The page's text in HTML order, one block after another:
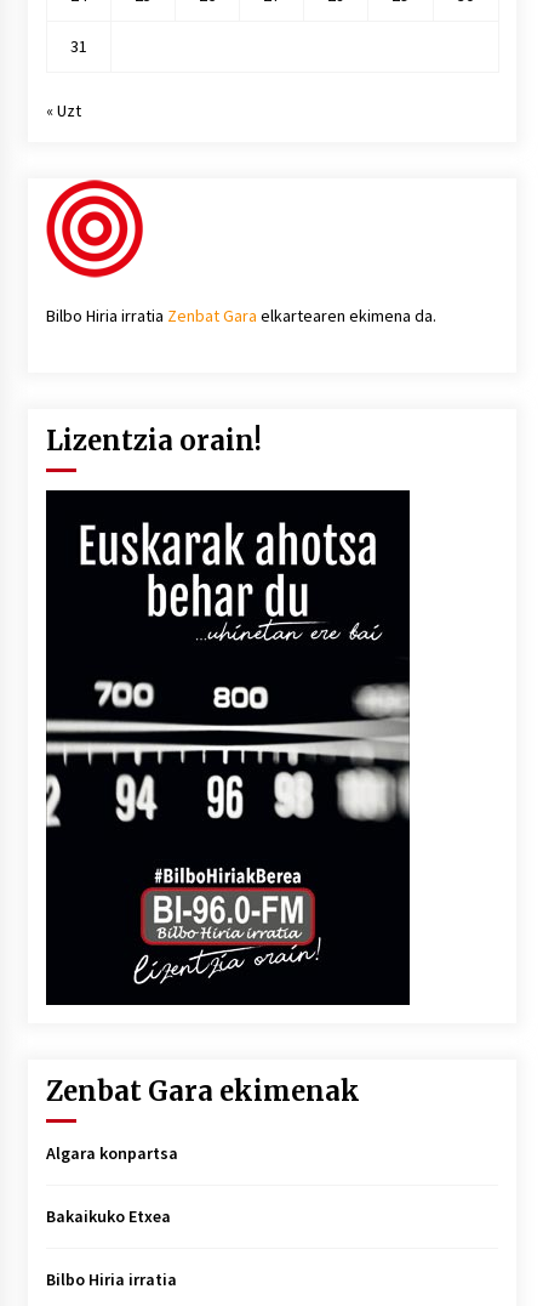
31
« Uzt
Bilbo Hiria irratia Zenbat Gara elkartearen ekimena da.
Lizentzia orain!
Zenbat Gara ekimenak
Algara konpartsa
Bakaikuko Etxea
Bilbo Hiria irratia